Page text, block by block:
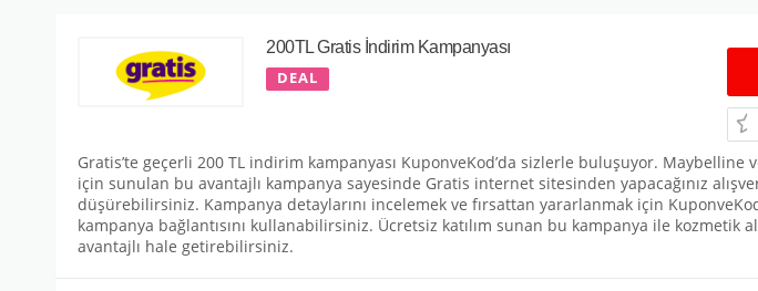
200TL Gratis İndirim Kampanyası
DEAL
Gratis’te geçerli 200 TL indirim kampanyası KuponveKod’da sizlerle buluşuyor. Maybelline
için sunulan bu avantajlı kampanya sayesinde Gratis internet sitesinden yapacağınız
düşürebilirsiniz. Kampanya detaylarını incelemek ve fırsattan yararlanmak için
kampanya bağlantısını kullanabilirsiniz. Ücretsiz katılım sunan bu kampanya ile kozmetik
avantajlı hale getirebilirsiniz.